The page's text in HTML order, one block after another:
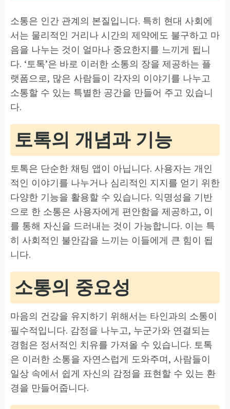
소통은 인간 관계의 본질입니다. 특히 현대 사회에
서는 물리적인 거리나 시간의 제약에도 불구하고 마
음을 나누는 것이 얼마나 중요한지를 느끼게 됩니
다. ‘토톡’은 바로 이러한 소통의 장을 제공하는 플
랫폼으로, 많은 사람들이 각자의 이야기를 나누고
소통할 수 있는 특별한 공간을 만들어 주고 있습니
다.
토톡의 개념과 기능
토톡은 단순한 채팅 앱이 아닙니다. 사용자는 개인
적인 이야기를 나누거나 심리적인 지지를 얻기 위한
다양한 기능을 활용할 수 있습니다. 익명성을 기반
으로 한 소통은 사용자에게 편안함을 제공하고, 이
를 통해 자신을 드러내는 것이 가능합니다. 이는 특
히 사회적인 불안감을 느끼는 이들에게 큰 힘이 됩
니다.
소통의 중요성
마음의 건강을 유지하기 위해서는 타인과의 소통이
필수적입니다. 감정을 나누고, 누군가와 연결되는
경험은 정서적인 치유를 가져올 수 있습니다. 토톡
은 이러한 소통을 자연스럽게 도와주며, 사람들이
일상 속에서 쉽게 자신의 감정을 표현할 수 있는 환
경을 만들어줍니다.